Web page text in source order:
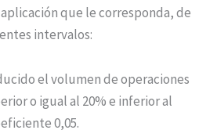
que le corresponda, de
intervalos:
el volumen de operaciones
o igual al 20% e inferior al
0,05.